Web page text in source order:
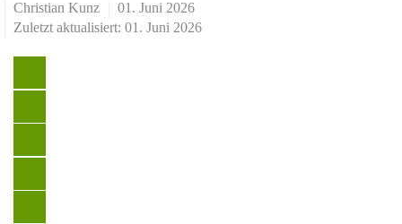
Christian Kunz
01. Juni 2026
Zuletzt aktualisiert: 01. Juni 2026